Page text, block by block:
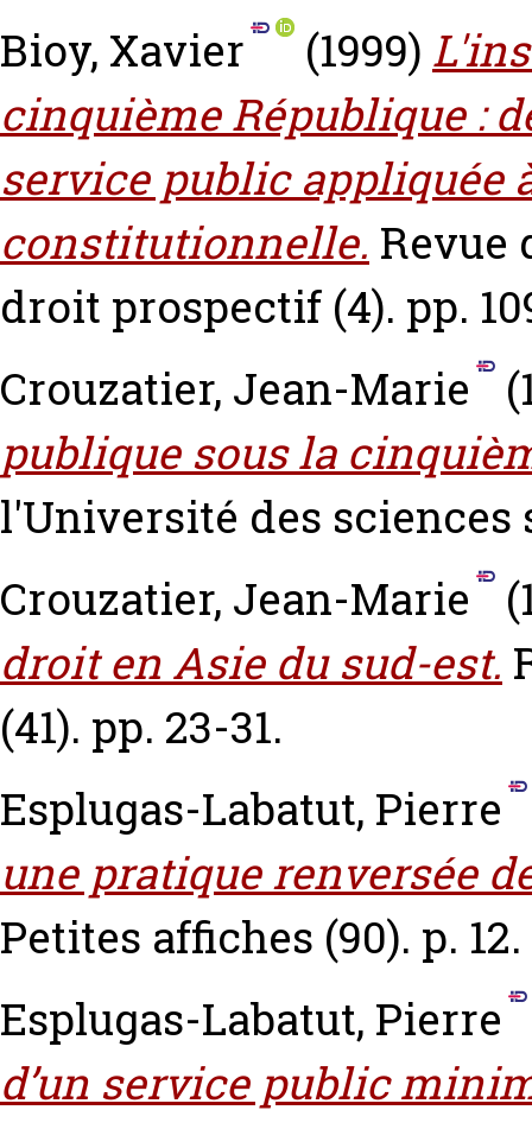
Bioy, Xavier
(1999)
cinquième République :
service public appliquée
constitutionnelle. Revue
droit prospectif (4). pp.
Crouzatier, Jean-Marie
publique sous la
l'Université des sciences
Crouzatier, Jean-Marie
droit en Asie du sud-est.
(41). pp. 23-31.
Esplugas-Labatut, Pierre
une pratique renversée
Petites affiches (90). p. 12.
Esplugas-Labatut, Pierre
d’un service public